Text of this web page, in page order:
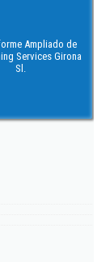
Ampliado de
Services Girona
Sl.